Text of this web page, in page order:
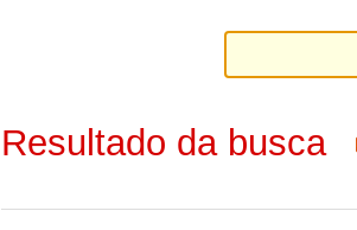
Resultado da busca